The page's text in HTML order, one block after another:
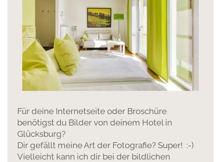
Für deine Internetseite oder Broschüre
benötigst du Bilder von deinem Hotel in
Glücksburg?
Dir gefällt meine Art der Fotografie? Super! :-)
Vielleicht kann ich dir bei der bildlichen